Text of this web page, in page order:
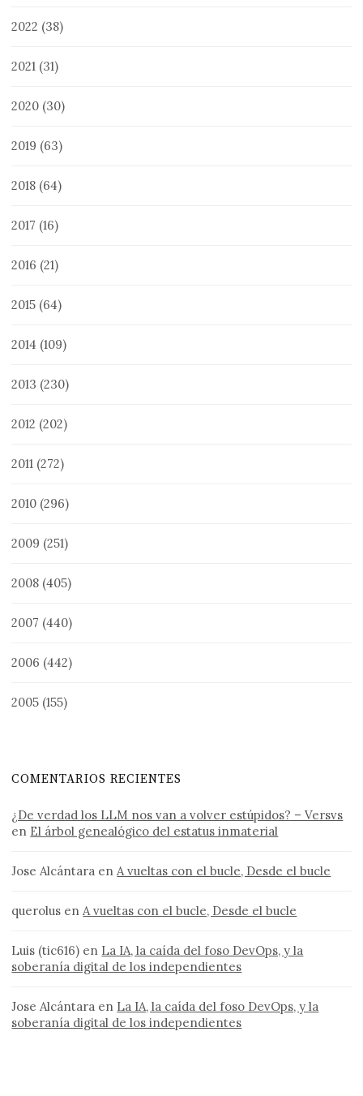
2022 (38)
2021 (31)
2020 (30)
2019 (63)
2018 (64)
2017 (16)
2016 (21)
2015 (64)
2014 (109)
2013 (230)
2012 (202)
2011 (272)
2010 (296)
2009 (251)
2008 (405)
2007 (440)
2006 (442)
2005 (155)
COMENTARIOS RECIENTES
¿De verdad los LLM nos van a volver estúpidos? – Versvs
en El árbol genealógico del estatus inmaterial
Jose Alcántara en A vueltas con el bucle, Desde el bucle
querolus en A vueltas con el bucle, Desde el bucle
Luis (tic616) en La IA, la caída del foso DevOps, y la
soberanía digital de los independientes
Jose Alcántara en La IA, la caída del foso DevOps, y la
soberanía digital de los independientes